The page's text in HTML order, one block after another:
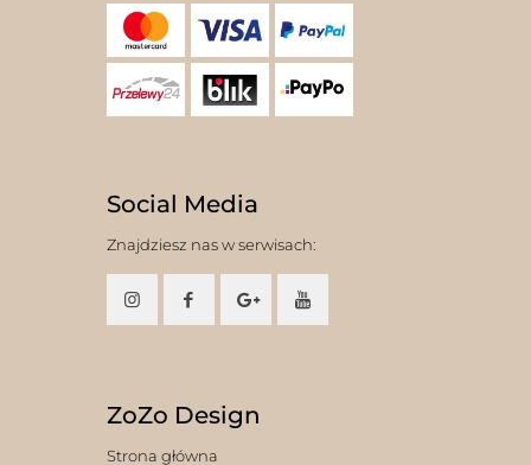
Social Media
Znajdziesz nas w serwisach:
ZoZo Design
Strona główna